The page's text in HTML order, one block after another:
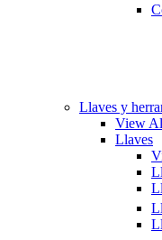
Llaves y
View
Llaves